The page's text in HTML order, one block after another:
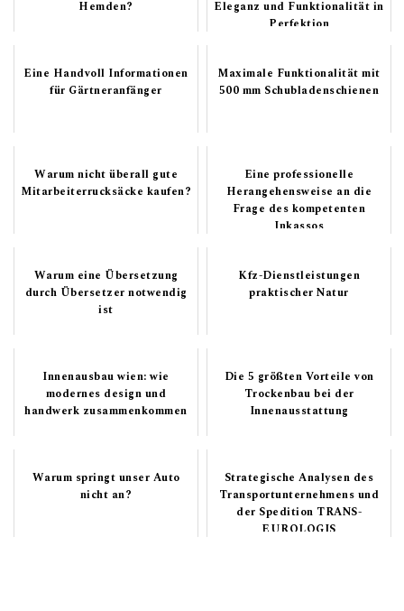
Hemden?
Eleganz und Funktionalität in
Perfektion
Eine Handvoll Informationen
für Gärtneranfänger
Maximale Funktionalität mit
500 mm Schubladenschienen
Warum nicht überall gute
Mitarbeiterrucksäcke kaufen?
Eine professionelle
Herangehensweise an die
Frage des kompetenten
Inkassos
Warum eine Übersetzung
durch Übersetzer notwendig
ist
Kfz-Dienstleistungen
praktischer Natur
Innenausbau wien: wie
modernes design und
handwerk zusammenkommen
Die 5 größten Vorteile von
Trockenbau bei der
Innenausstattung
Warum springt unser Auto
nicht an?
Strategische Analysen des
Transportunternehmens und
der Spedition TRANS-
EUROLOGIS